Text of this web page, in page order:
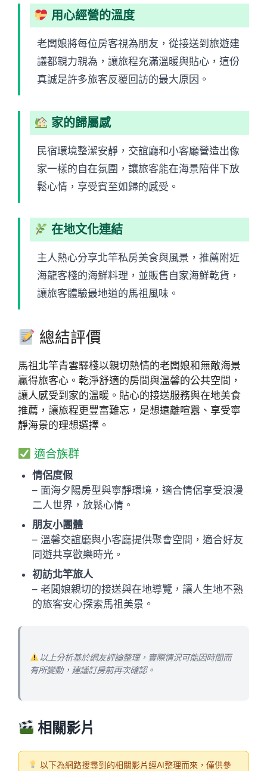
用心經營的溫度
老闆娘將每位房客視為朋友，從接送到旅遊建
議都親力親為，讓旅程充滿溫暖與貼心，這份
真誠是許多旅客反覆回訪的最大原因。
家的歸屬感
民宿環境整潔安靜，交誼廳和小客廳營造出像
家一樣的自在氛圍，讓旅客能在海景陪伴下放
鬆心情，享受賓至如歸的感受。
在地文化連結
主人熱心分享北竿私房美食與風景，推薦附近
海龍客棧的海鮮料理，並販售自家海鮮乾貨，
讓旅客體驗最地道的馬祖風味。
總結評價
馬祖北竿青雲驛棧以親切熱情的老闆娘和無敵海景
贏得旅客心。乾淨舒適的房間與溫馨的公共空間，
讓人感受到家的溫暖。貼心的接送服務與在地美食
推薦，讓旅程更豐富難忘，是想遠離喧囂、享受寧
靜海景的理想選擇。
適合族群
情侶度假
– 面海夕陽房型與寧靜環境，適合情侶享受浪漫
二人世界，放鬆心情。
朋友小團體
– 溫馨交誼廳與小客廳提供聚會空間，適合好友
同遊共享歡樂時光。
初訪北竿旅人
– 老闆娘親切的接送與在地導覽，讓人生地不熟
的旅客安心探索馬祖美景。
以上分析基於網友評論整理，實際情況可能因時間而
有所變動，建議訂房前再次確認。
相關影片
以下為網路搜尋到的相關影片經AI整理而來，僅供參